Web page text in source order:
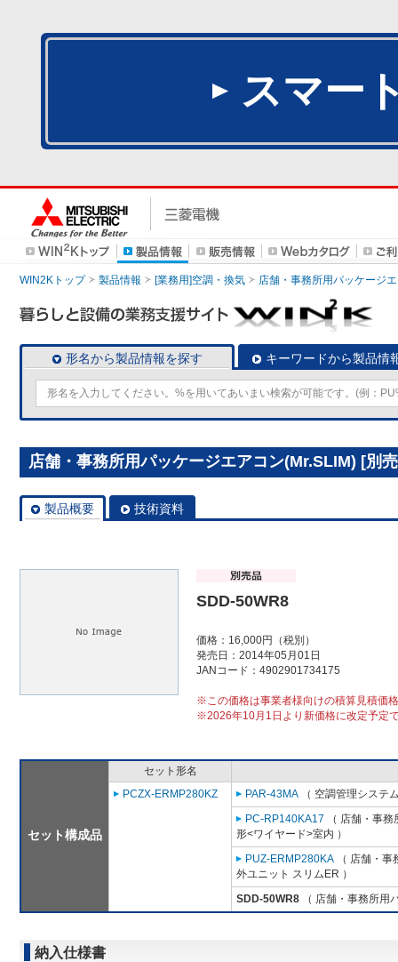
スマー
WIN2Kトップ 製品情報 [業務用]空調・換気 店舗・事務所用パッケージ
形名から製品情報を探す キーワードから製品情
店舗・事務所用パッケージエアコン(Mr.SLIM) [別
製品概要 技術資料
SDD-50WR8
価格：16,000円（税別）
発売日：2014年05月01日
JANコード：4902901734175
※この価格は事業者様向けの積算見積価
※2026年10月1日より新価格に改定予定
セット構成品
セット形名
PCZX-ERMP280KZ
PAR-43MA （ 空調管理システ
PC-RP140KA17 （ 店舗・事
形<ワイヤード>室内 ）
PUZ-ERMP280KA （ 店舗・
外ユニット スリムER ）
SDD-50WR8 （ 店舗・事務所用
納入仕様書